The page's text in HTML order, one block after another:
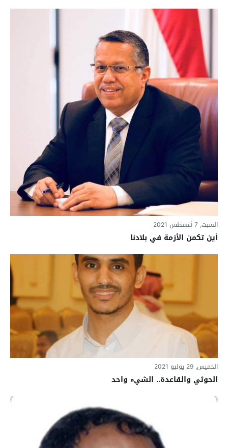
السبت, 7 أغسطس 2021
أين تكمن الأزمة في بلادنا
الخميس, 29 يوليو 2021
الحوثي والقاعدة.. الشيء واحد